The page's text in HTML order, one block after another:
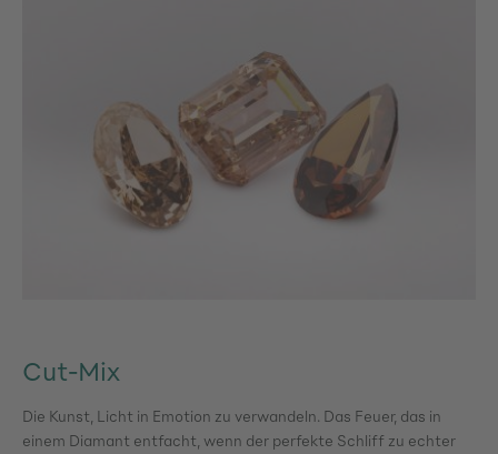
Cut-Mix
Die Kunst, Licht in Emotion zu verwandeln. Das Feuer, das in
einem Diamant entfacht, wenn der perfekte Schliff zu echter